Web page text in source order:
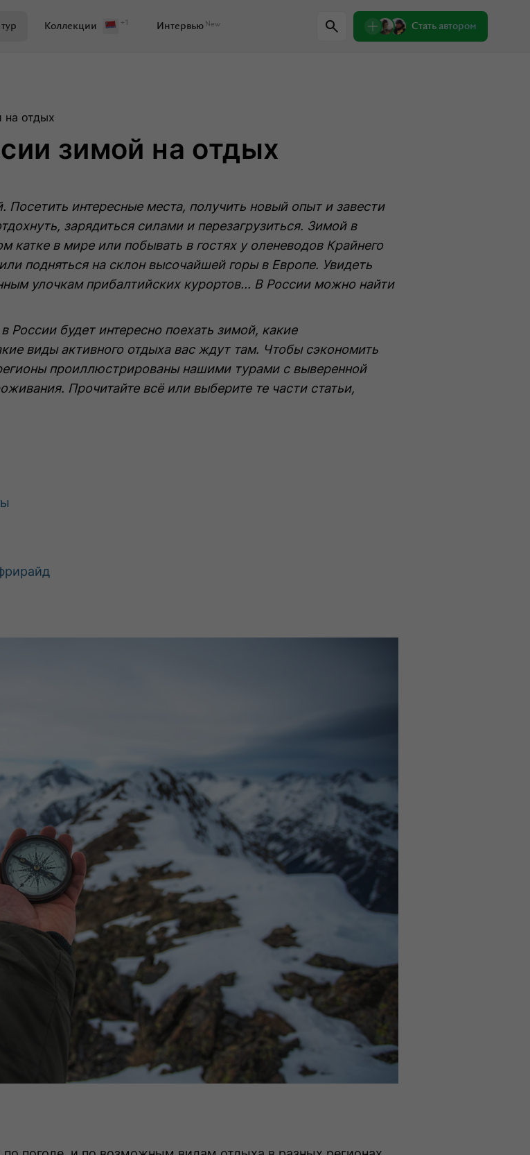
Коллекции +1 Интервью New Стать автором
истории Развитие территорий Пишем письма
Вдохновение Путеводители Интервью
на отдых
зимой на отдых
интересные места, получить новый опыт и завести
зарядиться силами и перезагрузиться. Зимой в
в мире или побывать в гостях у оленеводов Крайнего
подняться на склон высочайшей горы в Европе. Увидеть
улочкам прибалтийских курортов... В России можно найти
России будет интересно поехать зимой, какие
виды активного отдыха вас ждут там. Чтобы сэкономить
проиллюстрированы нашими турами с выверенной
Прочитайте всё или выберите те части статьи,